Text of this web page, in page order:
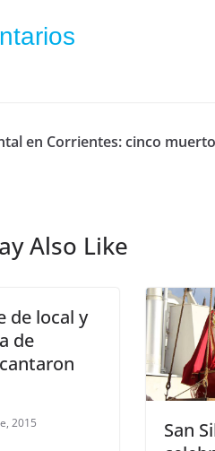
en Corrientes: cinco
Also Like
de local y
de
2015
San